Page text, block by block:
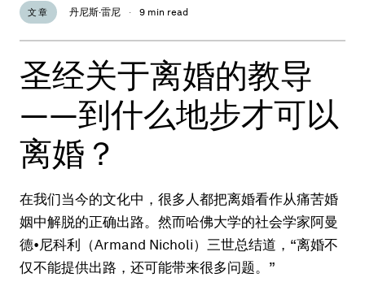
文章 丹尼斯·雷尼 · 9 min read
圣经关于离婚的教导
——到什么地步才可以
离婚？
在我们当今的文化中，很多人都把离婚看作从痛苦婚
姻中解脱的正确出路。然而哈佛大学的社会学家阿曼
德•尼科利（Armand Nicholi）三世总结道，“离婚不
仅不能提供出路，还可能带来很多问题。”